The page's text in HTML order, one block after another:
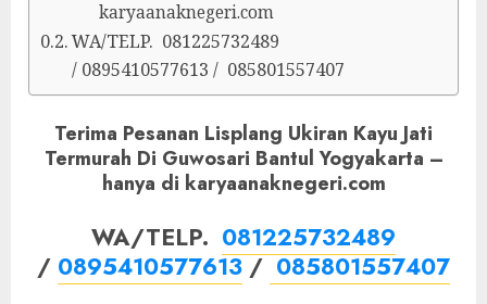
karyaanaknegeri.com
WA/TELP. 081225732489
/ 0895410577613 / 085801557407
Terima Pesanan Lisplang Ukiran Kayu Jati
Termurah Di Guwosari Bantul Yogyakarta –
hanya di karyaanaknegeri.com
WA/TELP. 081225732489
/ 0895410577613/085801557407